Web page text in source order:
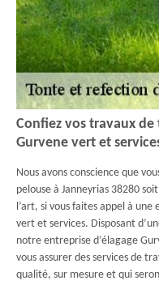
Confiez vos travaux
Gurvene vert et
Nous avons conscience que
pelouse à Janneyrias 38280
l’art, si vous faites appel à
vert et services. Disposant
notre entreprise d’élagage
vous assurer des services de
qualité, sur mesure et qui